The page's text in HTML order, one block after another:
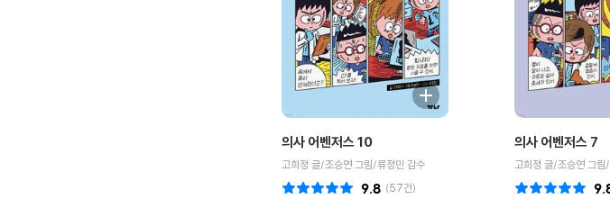
의사 어벤저스 10
고희정 글/조승연 그림/류정민 감수
(57건)
9.8
의사 어벤저스 7
고희정 글/조승연 그림